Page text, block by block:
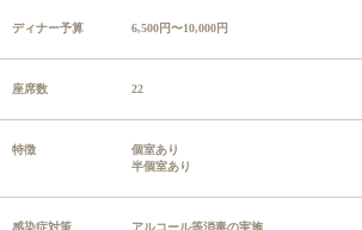
ディナー予算 6,500円〜10,000円
座席数 22
特徴
個室あり
半個室あり
感染症対策
アルコール等消毒の実施